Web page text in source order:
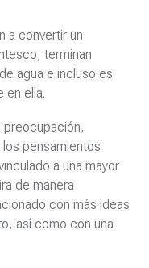
a convertir un
terminan
agua e incluso es
en ella.
preocupación,
los pensamientos
a una mayor
de manera
con más ideas
así como con una